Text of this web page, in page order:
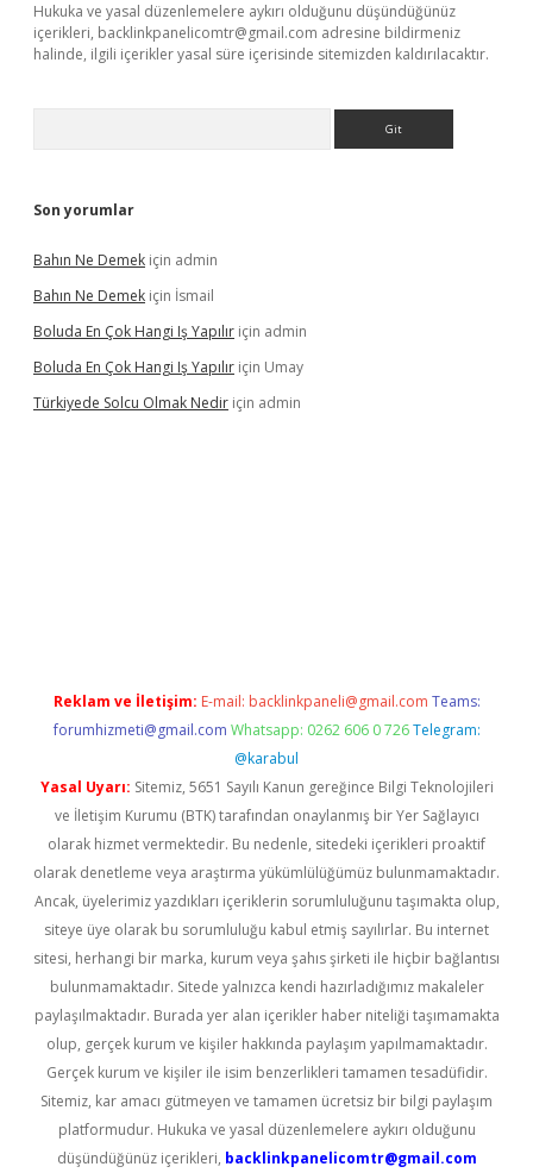
Hukuka ve yasal düzenlemelere aykırı olduğunu düşündüğünüz
içerikleri, backlinkpanelicomtr@gmail.com adresine bildirmeniz
halinde, ilgili içerikler yasal süre içerisinde sitemizden kaldırılacaktır.
Son yorumlar
Bahın Ne Demek için admin
Bahın Ne Demek için İsmail
Boluda En Çok Hangi Iş Yapılır için admin
Boluda En Çok Hangi Iş Yapılır için Umay
Türkiyede Solcu Olmak Nedir için admin
Reklam ve İletişim: E-mail: backlinkpaneli@gmail.com Teams:
forumhizmeti@gmail.com Whatsapp: 0262 606 0 726 Telegram:
@karabul
Yasal Uyarı: Sitemiz, 5651 Sayılı Kanun gereğince Bilgi Teknolojileri
ve İletişim Kurumu (BTK) tarafından onaylanmış bir Yer Sağlayıcı
olarak hizmet vermektedir. Bu nedenle, sitedeki içerikleri proaktif
olarak denetleme veya araştırma yükümlülüğümüz bulunmamaktadır.
Ancak, üyelerimiz yazdıkları içeriklerin sorumluluğunu taşımakta olup,
siteye üye olarak bu sorumluluğu kabul etmiş sayılırlar. Bu internet
sitesi, herhangi bir marka, kurum veya şahıs şirketi ile hiçbir bağlantısı
bulunmamaktadır. Sitede yalnızca kendi hazırladığımız makaleler
paylaşılmaktadır. Burada yer alan içerikler haber niteliği taşımamakta
olup, gerçek kurum ve kişiler hakkında paylaşım yapılmamaktadır.
Gerçek kurum ve kişiler ile isim benzerlikleri tamamen tesadüfidir.
Sitemiz, kar amacı gütmeyen ve tamamen ücretsiz bir bilgi paylaşım
platformudur. Hukuka ve yasal düzenlemelere aykırı olduğunu
düşündüğünüz içerikleri, backlinkpanelicomtr@gmail.com